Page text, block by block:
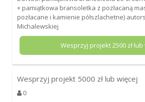
+ pamiątkowa bransoletka z pozłacaną
pozłacane i kamienie półszlachetne)
Michalewskiej
Wesprzyj projekt2500 zł
Wesprzyj projekt 5000 zł lub więcej
0